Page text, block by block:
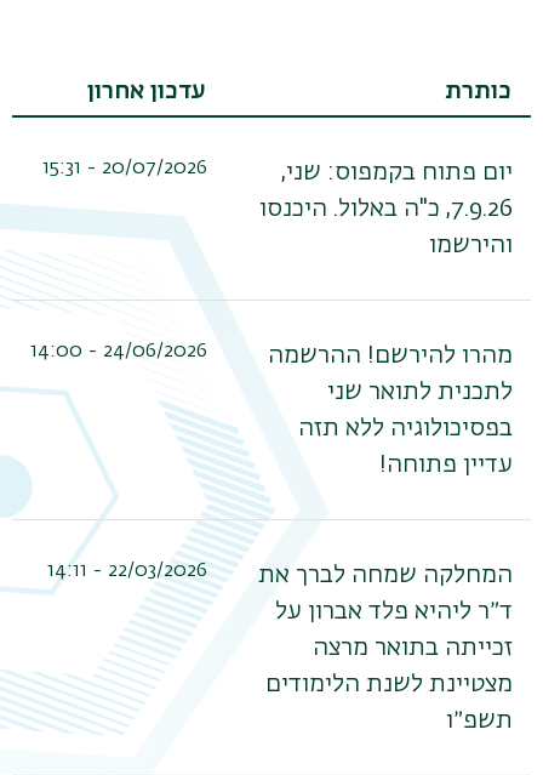
כותרת עדכון אחרון
יום פתוח בקמפוס: שני,
7.9.26, כ"ה באלול. היכנסו
והירשמו
20/07/2026 - 15:31
מהרו להירשם! ההרשמה
לתכנית לתואר שני
בפסיכולוגיה ללא תזה
עדיין פתוחה!
24/06/2026 - 14:00
המחלקה שמחה לברך את
ד״ר ליהיא פלד אברון על
זכייתה בתואר מרצה
מצטיינת לשנת הלימודים
תשפ״ו
22/03/2026 - 14:11